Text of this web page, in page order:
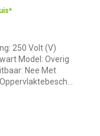
250 Volt (V)
Model: Overig
Nee Met